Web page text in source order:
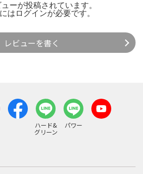
ーが投稿されています。
は ログインが必要です。
レビューを書く
ハード&
グリーン
パワー